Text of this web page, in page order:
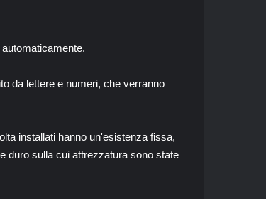
da lettere e numeri, che verranno
installati hanno un'esistenza fissa,
duro sulla cui attrezzatura sono state